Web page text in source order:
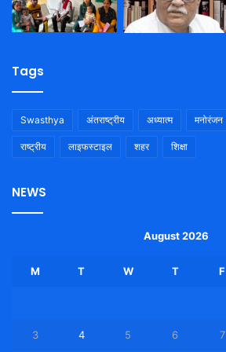
Tags
Swasthya अंतराष्ट्रीय अध्यात्म मनोरंजन
राष्ट्रीय लाइफस्टाइल शहर शिक्षा
NEWS
August 2026
M T W T F
3 4 5 6 7